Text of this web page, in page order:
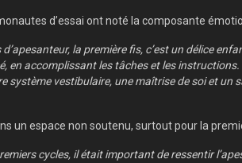
d’essai ont noté la composante
la première fis, c’est un délice
en accomplissant les tâches et les
système vestibulaire, une maîtrise de soi et
un espace non soutenu, surtout pour la
cycles, il était important de ressentir